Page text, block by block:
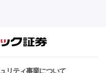
リティ事業について